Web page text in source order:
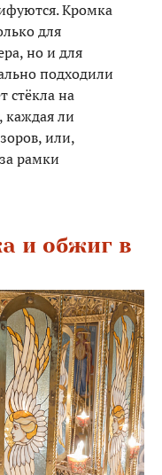
Кромка
для
но и для
подходили
стёкла на
каждая ли
или,
рамки
и обжиг в